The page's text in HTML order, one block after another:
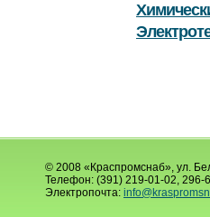
© 2008 «Краспромснаб», ул.
Телефон: (391) 219-01-02, 296-
Электропочта: